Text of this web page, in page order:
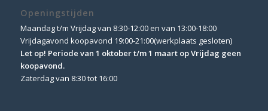
Openingstijden
Maandag t/m Vrijdag van 8:30-12:00 en van 13:00-18:00
Vrijdagavond koopavond 19:00-21:00(werkplaats gesloten)
Let op! Periode van 1 oktober t/m 1 maart op Vrijdag geen
koopavond.
Zaterdag van 8:30 tot 16:00